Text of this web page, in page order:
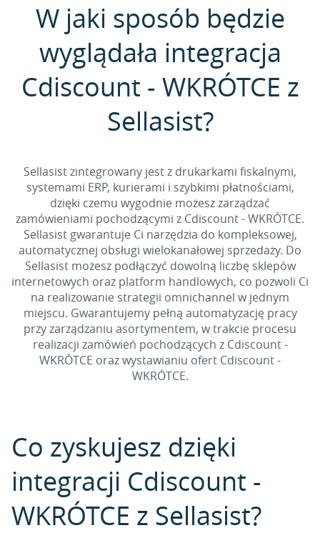
W jaki sposób będzie
wyglądała integracja
Cdiscount - WKRÓTCE z
Sellasist?
Sellasist zintegrowany jest z drukarkami fiskalnymi,
systemami ERP, kurierami i szybkimi płatnościami,
dzięki czemu wygodnie możesz zarządzać
zamówieniami pochodzącymi z Cdiscount - WKRÓTCE.
Sellasist gwarantuje Ci narzędzia do kompleksowej,
automatycznej obsługi wielokanałowej sprzedaży. Do
Sellasist możesz podłączyć dowolną liczbę sklepów
internetowych oraz platform handlowych, co pozwoli Ci
na realizowanie strategii omnichannel w jednym
miejscu. Gwarantujemy pełną automatyzację pracy
przy zarządzaniu asortymentem, w trakcie procesu
realizacji zamówień pochodzących z Cdiscount -
WKRÓTCE oraz wystawianiu ofert Cdiscount -
WKRÓTCE.
Co zyskujesz dzięki
integracji Cdiscount -
WKRÓTCE z Sellasist?